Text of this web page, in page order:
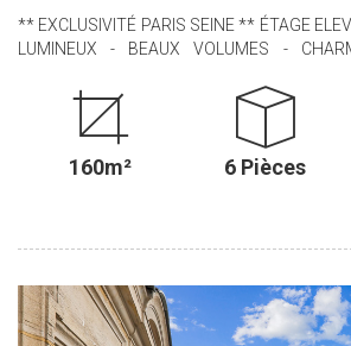
** EXCLUSIVITÉ PARIS SEINE ** ÉTAGE
LUMINEUX - BEAUX VOLUMES -
et du jardin du Luxembourg, nous
proposer, ce bel appartement situé au
l'ANCIEN avec ses moulures, son parquet
ses cheminées et ses MAGNIFIQUES
équipée, trois chambres (possibilité
deux salles de douches, une buanderie
water-closet indépendant. Une cave en sous-sol complète ce bien.
160m² 6 Pièces